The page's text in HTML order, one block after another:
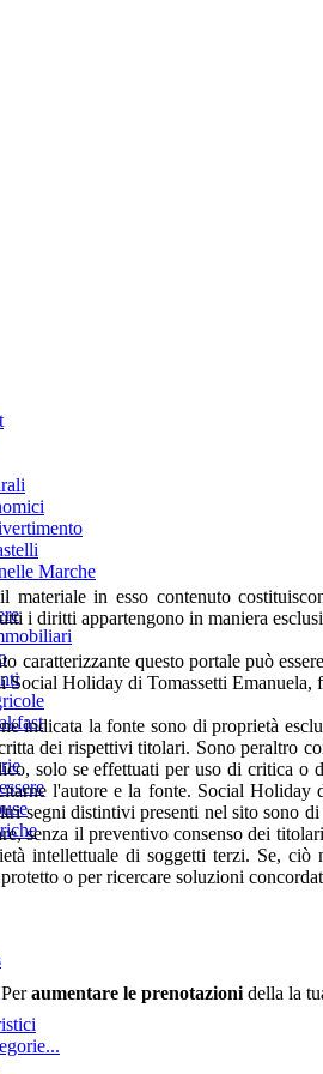
Marche
materiale in esso contenuto
i diritti appartengono in maniera
caratterizzante questo portale può
Social Holiday di Tomassetti Emanuela,
indicata la fonte sono di proprietà
dei rispettivi titolari. Sono peraltro
solo se effettuati per uso di critica
l'autore e la fonte. Social Holiday
segni distintivi presenti nel sito sono
senza il preventivo consenso dei
intellettuale di soggetti terzi. Se, ciò
o per ricercare soluzioni
Peraumentare le prenotazioni della la